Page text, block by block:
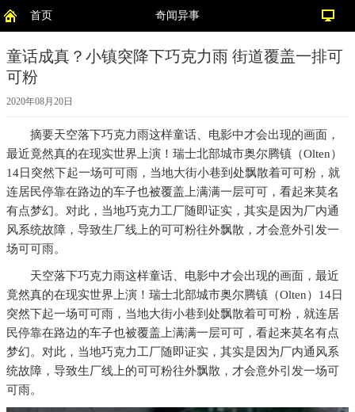
首页 奇闻异事
童话成真？小镇突降下巧克力雨 街道覆盖一排可
可粉
2020年08月20日
摘要天空落下巧克力雨这样童话、电影中才会出现的画面，
最近竟然真的在现实世界上演！瑞士北部城市奥尔腾镇（Olten）
14日突然下起一场可可雨，当地大街小巷到处飘散着可可粉，就
连居民停靠在路边的车子也被覆盖上满满一层可可，看起来莫名
有点梦幻。对此，当地巧克力工厂随即证实，其实是因为厂内通
风系统故障，导致生厂线上的可可粉往外飘散，才会意外引发一
场可可雨。
天空落下巧克力雨这样童话、电影中才会出现的画面，最近
竟然真的在现实世界上演！瑞士北部城市奥尔腾镇（Olten）14日
突然下起一场可可雨，当地大街小巷到处飘散着可可粉，就连居
民停靠在路边的车子也被覆盖上满满一层可可，看起来莫名有点
梦幻。对此，当地巧克力工厂随即证实，其实是因为厂内通风系
统故障，导致生厂线上的可可粉往外飘散，才会意外引发一场可
可雨。